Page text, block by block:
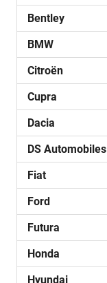
Bentley
BMW
Citroën
Cupra
Dacia
DS Automobiles
Fiat
Ford
Futura
Honda
Hyundai